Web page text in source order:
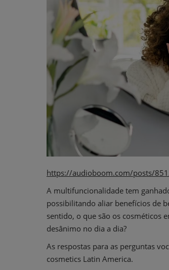
https://audioboom.com/posts/
A multifuncionalidade tem
possibilitando aliar benefícios de
sentido, o que são os cosméticos
desânimo no dia a dia?
As respostas para as perguntas
cosmetics Latin America.